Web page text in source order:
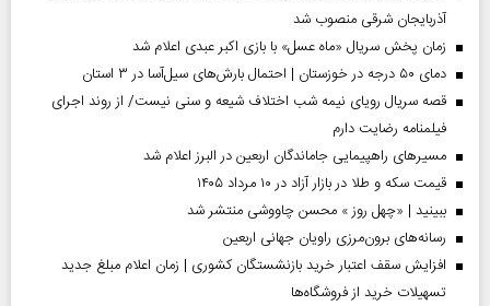
آذربایجان شرقی منصوب شد
زمان پخش سریال «ماه عسل» با بازی اکبر عبدی اعلام شد
دمای ۵۰ درجه در خوزستان | احتمال بارش‌های سیل‌آسا در ۳ استان
قصه سریال رویای نیمه شب اختلاف شیعه و سنی نیست/ از روند اجرای
فیلمنامه رضایت دارم
مسیر‌های راهپیمایی جاماندگان اربعین در البرز اعلام شد
قیمت سکه و طلا در بازار آزاد در ۱۰ مرداد ۱۴۰۵
ببینید | «چهل روز » محسن چاووشی منتشر شد
رسانه‌های برون‌مرزی راویان جهانی اربعین
افزایش سقف اعتبار خرید بازنشستگان کشوری | زمان اعلام مبلغ جدید
تسهیلات خرید از فروشگاه‌ها